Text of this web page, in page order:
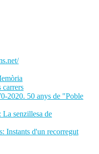
carrers
2020. 50 anys de "Poble
senzillesa de
Instants d'un recorregut